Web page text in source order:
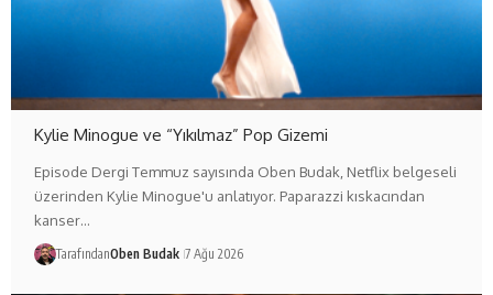
Kylie Minogue ve “Yıkılmaz” Pop Gizemi
Episode Dergi Temmuz sayısında Oben Budak, Netflix belgeseli
üzerinden Kylie Minogue'u anlatıyor. Paparazzi kıskacından
kanser…
TarafındanOben Budak 7 Ağu 2026